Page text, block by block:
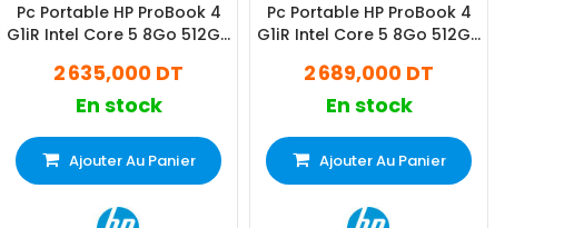
Pc Portable HP ProBook 4
G1iR Intel Core 5 8Go 512Go
2 635,000 DT
En stock
Ajouter Au Panier
Pc Portable HP ProBook 4
G1iR Intel Core 5 8Go 512Go
2 689,000 DT
En stock
Ajouter Au Panier